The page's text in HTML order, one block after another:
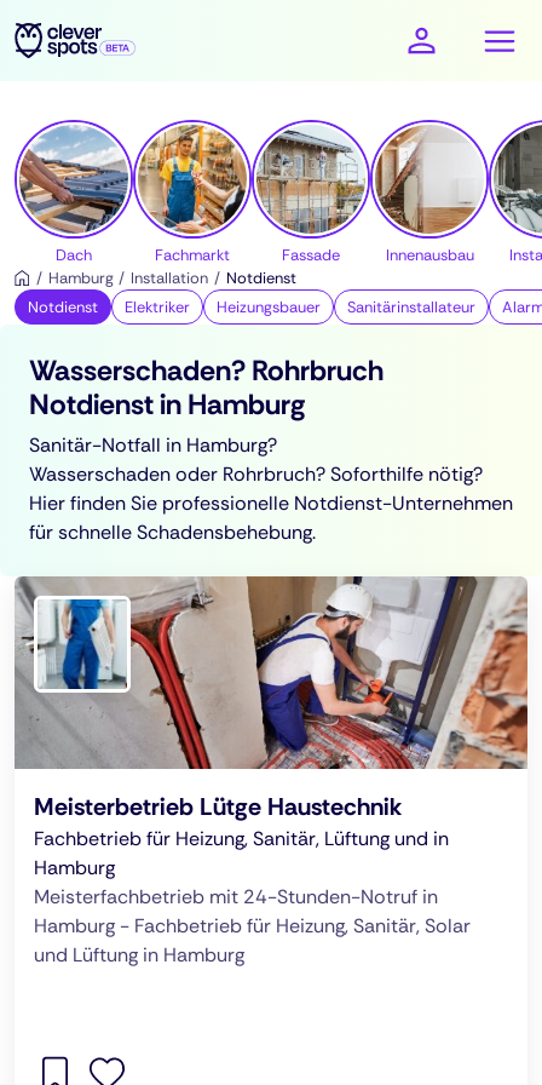
cleverspots - Handwerker
Dach Fachmarkt Fassade Innenausbau
Hamburg
Installation
Notdienst
Notdienst
Elektriker Heizungsbauer Sanitärinstallateur
Wasserschaden? Rohrbruch
Notdienst in Hamburg
Sanitär-Notfall in Hamburg?
Wasserschaden oder Rohrbruch? Soforthilfe nötig?
Hier finden Sie professionelle Notdienst-Unternehmen
für schnelle Schadensbehebung.
Meisterbetrieb Lütge Haustechnik
Fachbetrieb für Heizung, Sanitär, Lüftung und in
Hamburg
Meisterfachbetrieb mit 24-Stunden-Notruf in
Hamburg - Fachbetrieb für Heizung, Sanitär, Solar
und Lüftung in Hamburg